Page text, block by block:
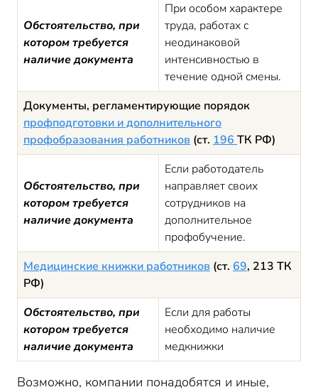
Обстоятельство, при
котором требуется
наличие документа
При особом характере
труда, работах с
неодинаковой
интенсивностью в
течение одной смены.
Документы, регламентирующие порядок
профподготовки и дополнительного
профобразования работников (ст. 196 ТК РФ)
Обстоятельство, при
котором требуется
наличие документа
Если работодатель
направляет своих
сотрудников на
дополнительное
профобучение.
Медицинские книжки работников (ст. 69, 213 ТК
РФ)
Обстоятельство, при
котором требуется
наличие документа
Если для работы
необходимо наличие
медкнижки
Возможно, компании понадобятся и иные,